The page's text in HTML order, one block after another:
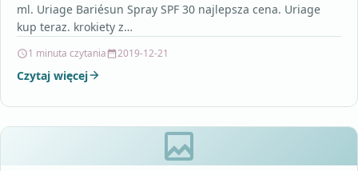
ml. Uriage Bariésun Spray SPF 30 najlepsza cena. Uriage
kup teraz. krokiety z…
1 minuta czytania 2019-12-21
Czytaj więcej